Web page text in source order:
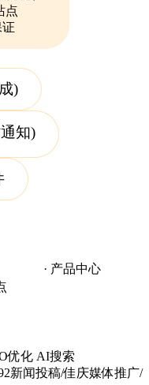
点
)
知)
· 产品中心
优化 AI搜索
新闻投稿/佳庆媒体推广/